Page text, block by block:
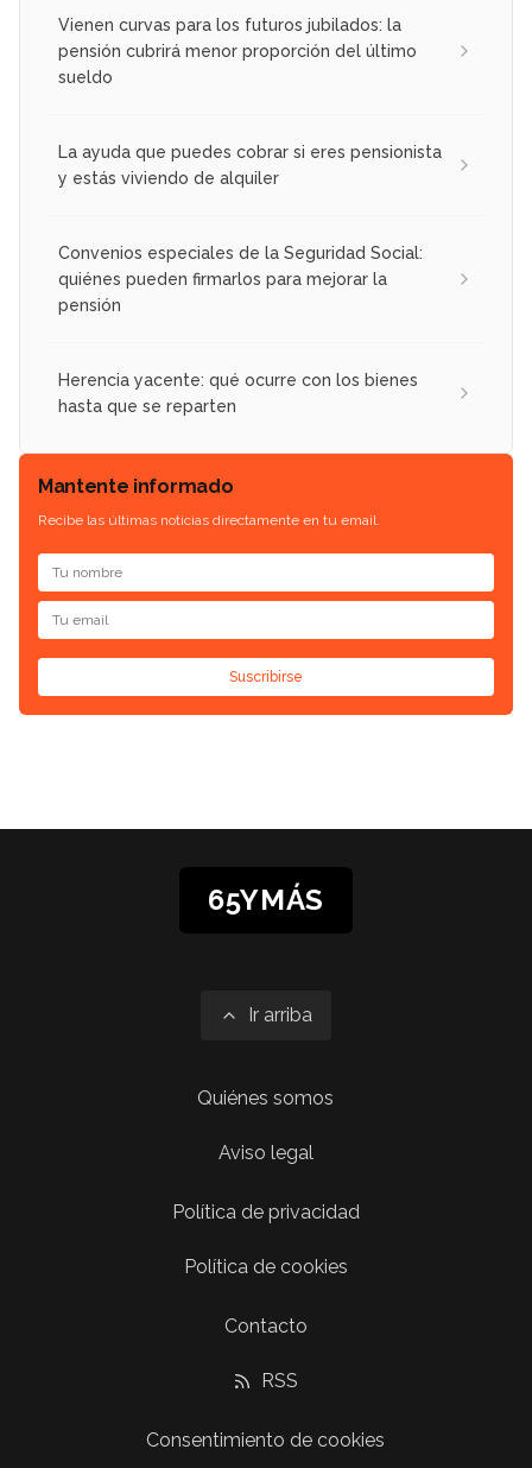
Vienen curvas para los futuros jubilados: la
pensión cubrirá menor proporción del último
sueldo
La ayuda que puedes cobrar si eres pensionista
y estás viviendo de alquiler
Convenios especiales de la Seguridad Social:
quiénes pueden firmarlos para mejorar la
pensión
Herencia yacente: qué ocurre con los bienes
hasta que se reparten
Mantente informado
Recibe las últimas noticias directamente en tu email.
Suscribirse
65YMÁS
Ir arriba
Quiénes somos
Aviso legal
Política de privacidad
Política de cookies
Contacto
RSS
Consentimiento de cookies